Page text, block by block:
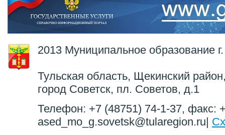
2013 Муниципальное образование
Тульская область, Щекинский
город Советск, пл. Советов, д.1
Телефон: +7 (48751) 74-1-37, факс:
ased_mo_g.sovetsk@tularegion.ru|